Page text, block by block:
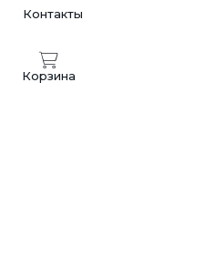
Контакты
Корзина